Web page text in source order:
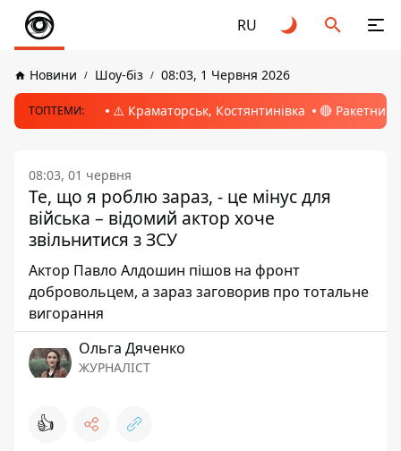
RU
Новини Шоу-біз 08:03, 1 Червня 2026
ТОПТЕМИ: ⚠️ Краматорськ, Костянтинівка 🔴 Ракетний
08:03, 01 червня
Те, що я роблю зараз, - це мінус для
війська – відомий актор хоче
звільнитися з ЗСУ
Актор Павло Алдошин пішов на фронт
добровольцем, а зараз заговорив про тотальне
вигорання
Ольга Дяченко
ЖУРНАЛІСТ
👍